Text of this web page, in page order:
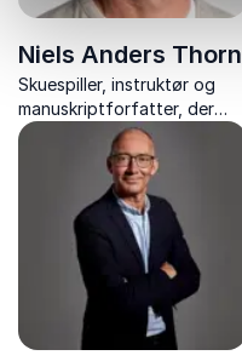
Niels Anders Thorn
Skuespiller, instruktør og
manuskriptforfatter, der
inspirerer til stærkere og
kreativ kommunikation og
mere nærvær.